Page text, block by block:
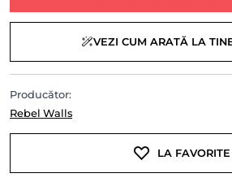
VEZI CUM ARATĂ LA
Producător:
Rebel Walls
LA FAVORITE